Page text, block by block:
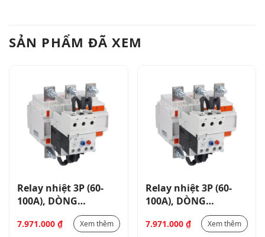
SẢN PHẨM ĐÃ XEM
Relay nhiệt 3P (60-
100A), DÒNG
RF200_RF200100
7.971.000 ₫ Xem thêm
Relay nhiệt 3P (60-
100A), DÒNG
RF200_RF200100
7.971.000 ₫ Xem thêm